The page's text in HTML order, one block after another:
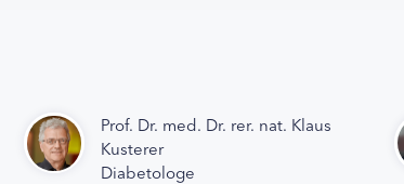
Prof. Dr. med. Dr. rer. nat. Klaus
Kusterer
Diabetologe